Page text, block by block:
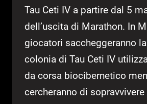
Tau Ceti IV a partire dal 5
dell’uscita di Marathon. In
giocatori saccheggeranno
colonia di Tau Ceti IV
da corsa biocibernetico
cercheranno di sopravvivere